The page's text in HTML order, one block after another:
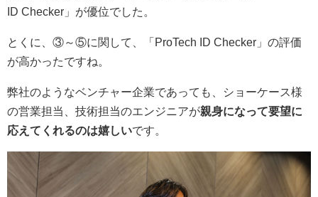
ID Checker」が優位でした。
とくに、③～⑤に関して、「ProTech ID Checker」の評価
が高かったですね。
弊社のようなベンチャー企業であっても、ショーケース様
の営業担当、技術担当のエンジニアが親身になって要望に
応えてくれるのは嬉しいです。